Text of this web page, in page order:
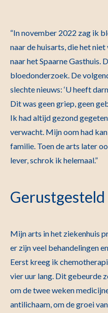
“In november 2022 zag ik
naar de huisarts, die het
naar het Spaarne Gasthuis.
bloedonderzoek. De
slechte nieuws: ‘U heeft
Dit was geen griep, geen
Ik had altijd gezond
verwacht. Mijn oom had
familie. Toen de arts later
lever, schrok ik helemaal.”
Gerustgesteld
Mijn arts in het ziekenhuis
er zijn veel behandelingen
Eerst kreeg ik
vier uur lang. Dit gebeurde
om de twee weken
antilichaam, om de groei